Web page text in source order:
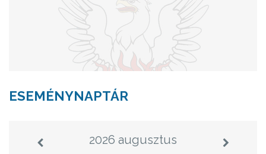
ESEMÉNYNAPTÁR
2026 augusztus